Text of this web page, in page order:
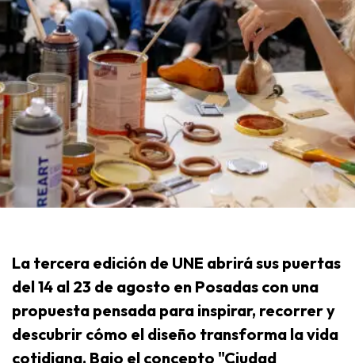
La tercera edición de UNE abrirá sus puertas
del 14 al 23 de agosto en Posadas con una
propuesta pensada para inspirar, recorrer y
descubrir cómo el diseño transforma la vida
cotidiana. Bajo el concepto "Ciudad